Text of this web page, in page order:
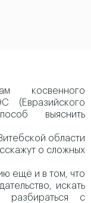
косвенного
(Евразийского
выяснить
области
о сложных
ещё и в том, что
искать
разбираться с